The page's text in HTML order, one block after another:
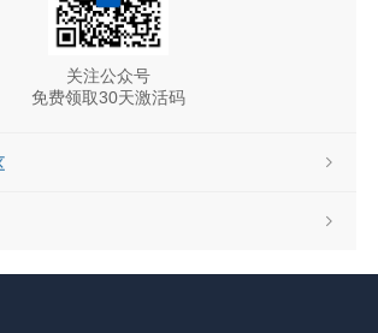
关注公众号
免费领取30天激活码